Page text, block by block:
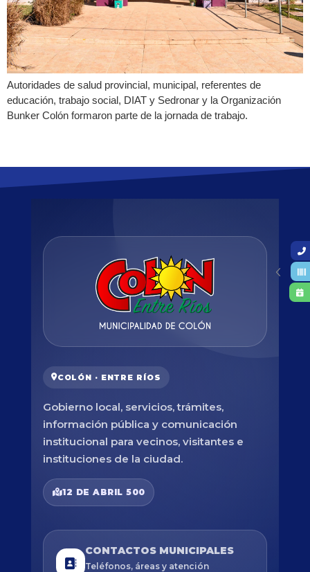
Autoridades de salud provincial, municipal, referentes de
educación, trabajo social, DIAT y Sedronar y la Organización
Bunker Colón formaron parte de la jornada de trabajo.
COLÓN · ENTRE RÍOS
Gobierno local, servicios, trámites,
información pública y comunicación
institucional para vecinos, visitantes e
instituciones de la ciudad.
12 DE ABRIL 500
CONTACTOS MUNICIPALES
Teléfonos, áreas y atención